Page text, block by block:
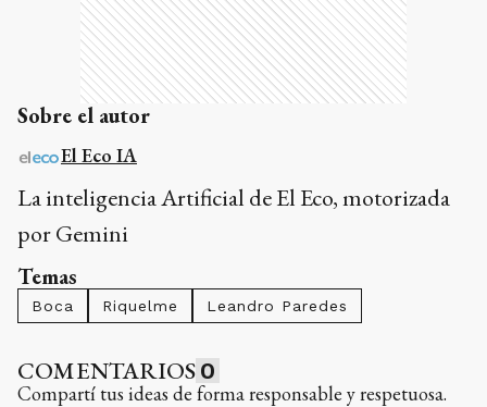
Sobre el autor
El Eco IA
La inteligencia Artificial de El Eco, motorizada
por Gemini
Temas
Boca Riquelme Leandro Paredes
COMENTARIOS 0
Compartí tus ideas de forma responsable y respetuosa.